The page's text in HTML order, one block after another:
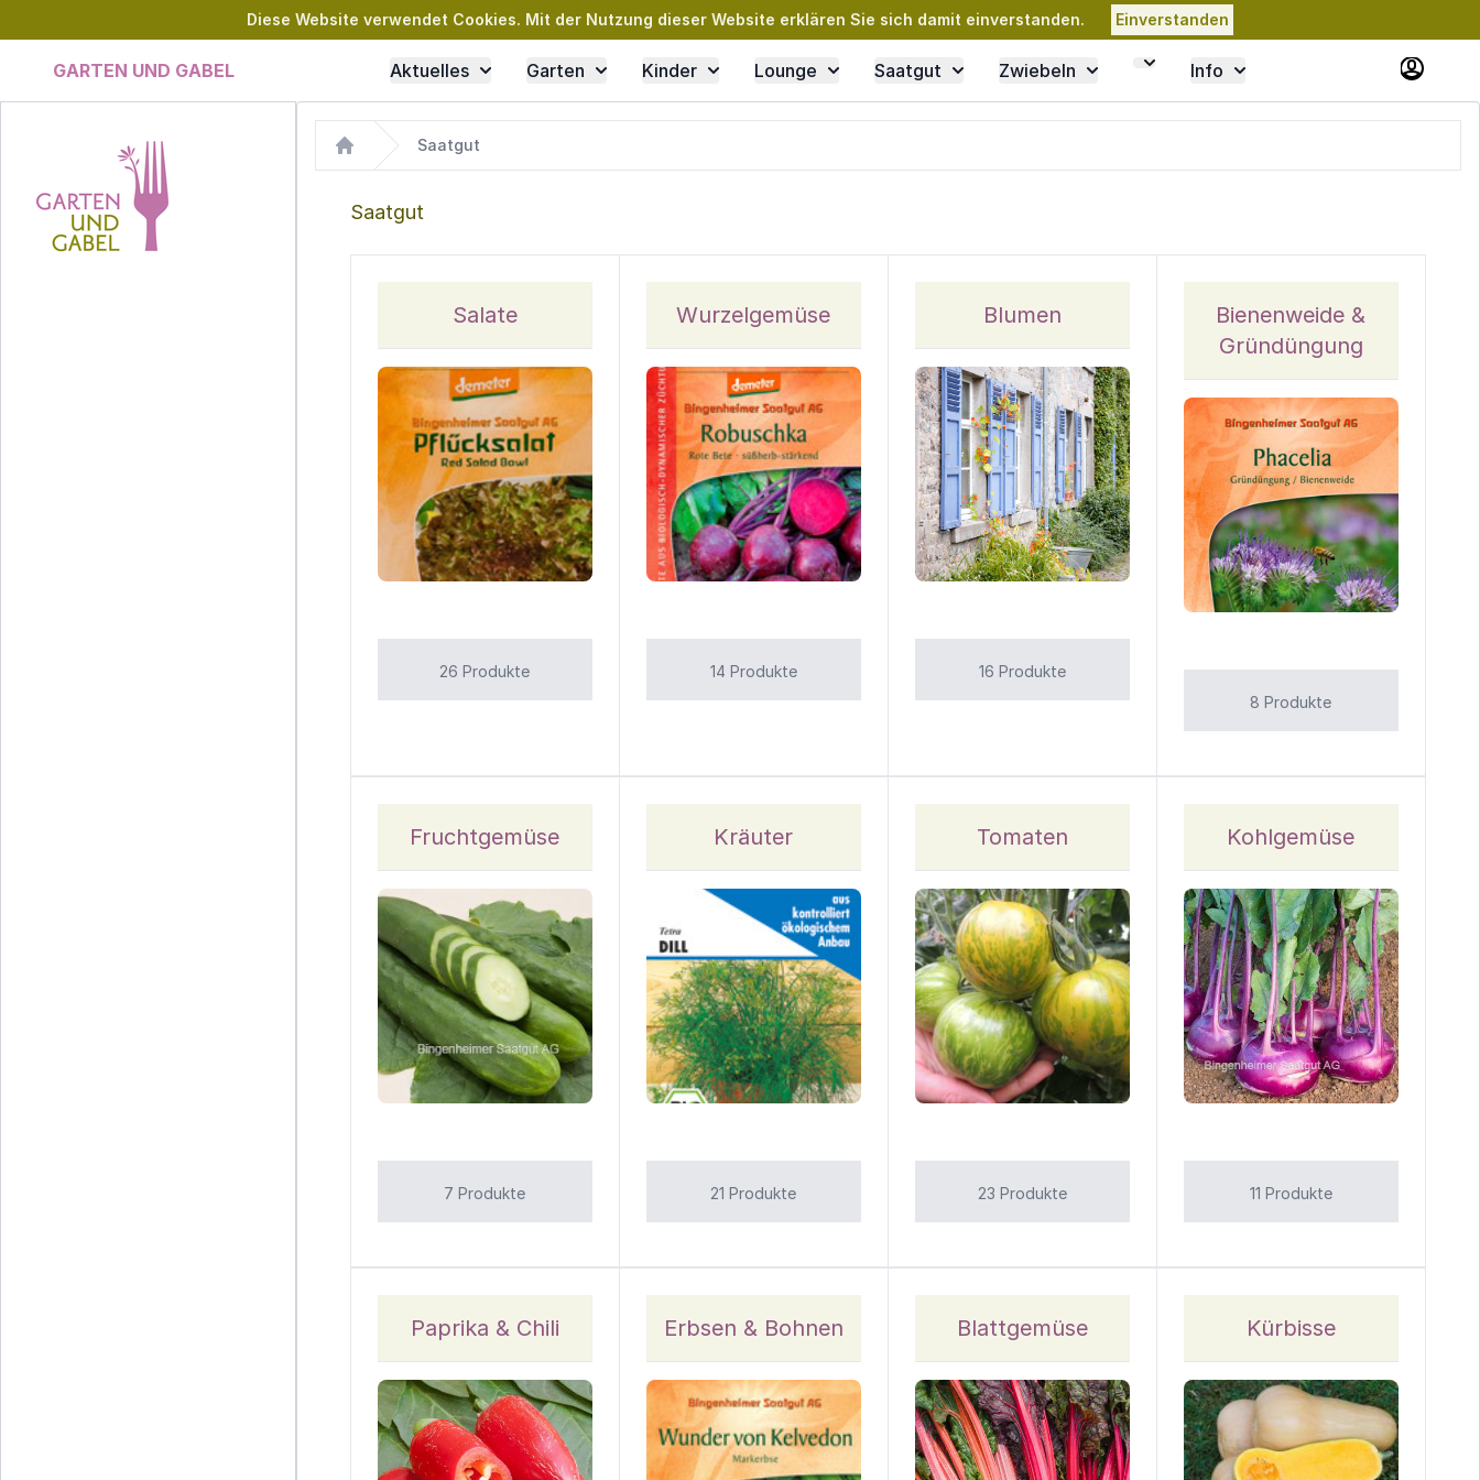
Diese Website verwendet Cookies. Mit der Nutzung dieser Website erklären Sie sich damit einverstanden. Einverstanden
GARTEN UND GABEL Aktuelles Garten Kinder Lounge Saatgut Zwiebeln Info
Home
Saatgut
Saatgut
Salate
26 Produkte
Wurzelgemüse
14 Produkte
Blumen
16 Produkte
Bienenweide &
Gründüngung
8 Produkte
Fruchtgemüse
7 Produkte
Kräuter
21 Produkte
Tomaten
23 Produkte
Kohlgemüse
11 Produkte
Paprika & Chili Erbsen & Bohnen Blattgemüse Kürbisse